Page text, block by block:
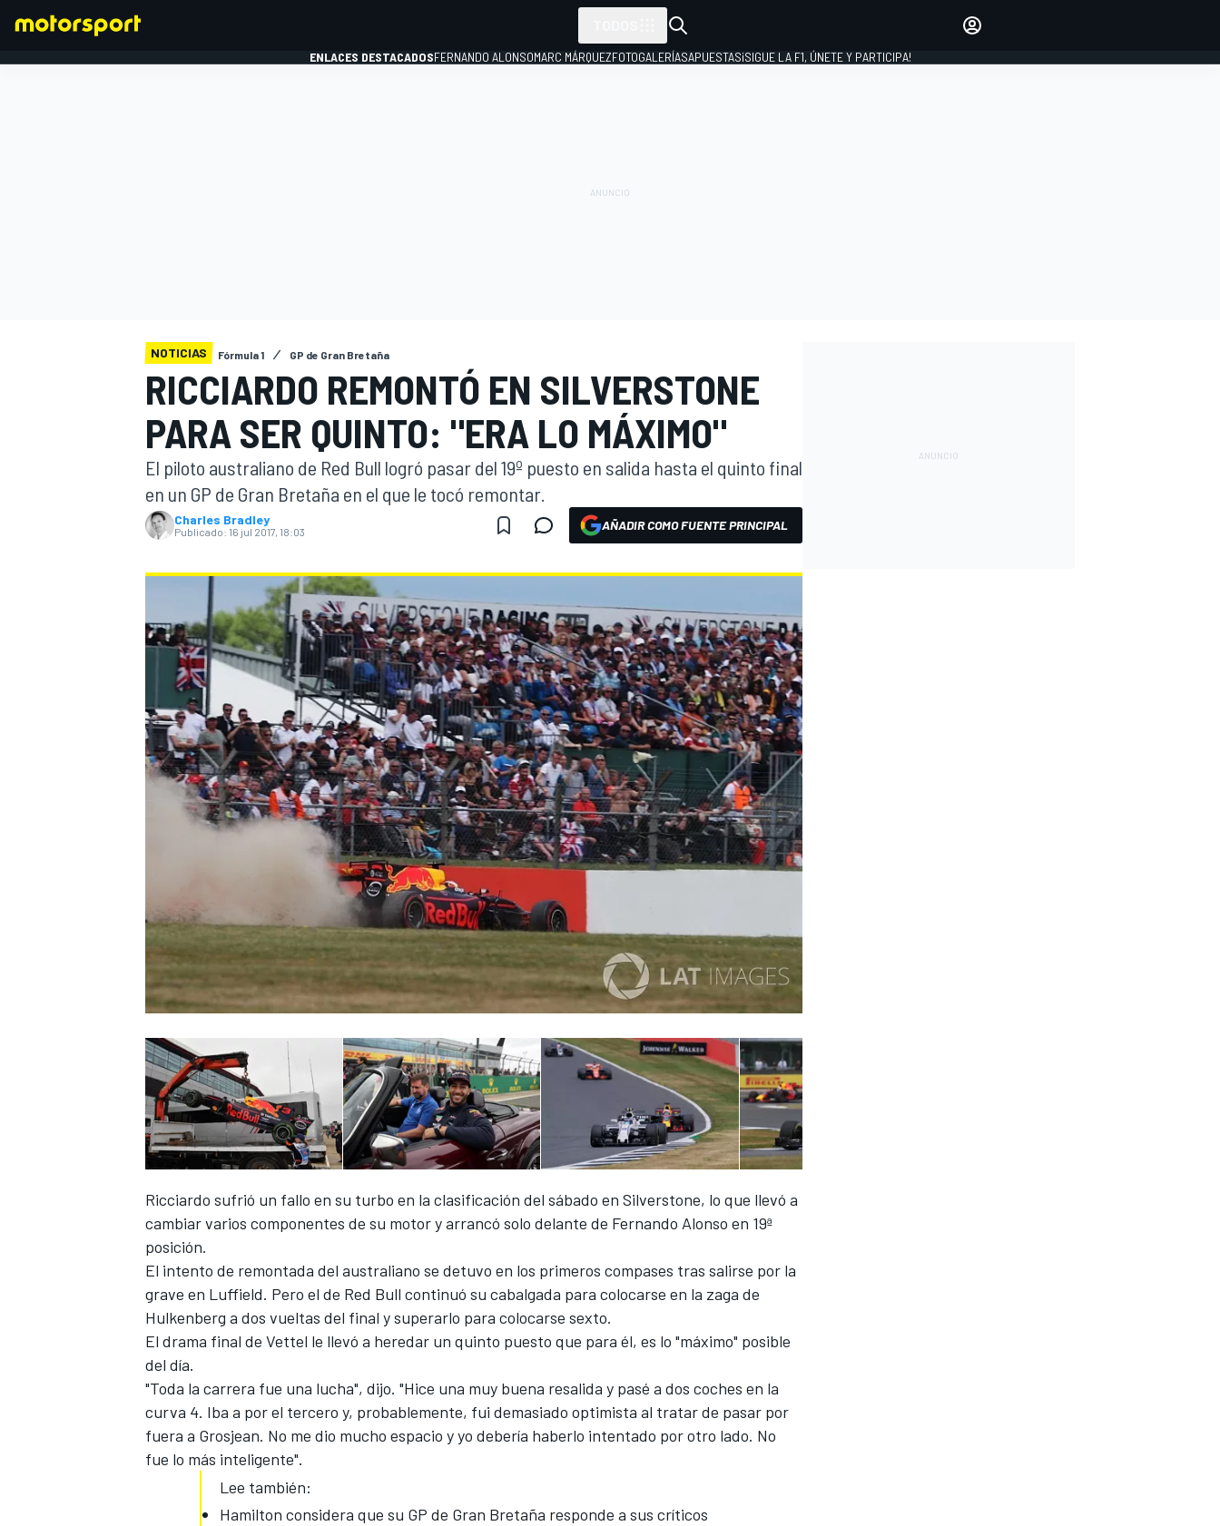
WEC FÓRMULA E
ENLACES DESTACADOSFERNANDO ALONSOMARC MÁRQUEZFOTOGALERÍASAPUESTAS¡SIGUE LA F1, ÚNETE Y PARTICIPA!
NOTICIAS Fórmula 1 GP de Gran Bretaña
RICCIARDO REMONTÓ EN SILVERSTONE
PARA SER QUINTO: "ERA LO MÁXIMO"
El piloto australiano de Red Bull logró pasar del 19º puesto en salida hasta el quinto final
en un GP de Gran Bretaña en el que le tocó remontar.
Charles Bradley
Publicado: 16 jul 2017, 18:03 AÑADIR COMO FUENTE PRINCIPAL
Ricciardo sufrió un fallo en su turbo en la clasificación del sábado en Silverstone, lo que llevó a
cambiar varios componentes de su motor y arrancó solo delante de Fernando Alonso en 19ª
posición.
El intento de remontada del australiano se detuvo en los primeros compases tras salirse por la
grave en Luffield. Pero el de Red Bull continuó su cabalgada para colocarse en la zaga de
Hulkenberg a dos vueltas del final y superarlo para colocarse sexto.
El drama final de Vettel le llevó a heredar un quinto puesto que para él, es lo "máximo" posible
del día.
"Toda la carrera fue una lucha", dijo. "Hice una muy buena resalida y pasé a dos coches en la
curva 4. Iba a por el tercero y, probablemente, fui demasiado optimista al tratar de pasar por
fuera a Grosjean. No me dio mucho espacio y yo debería haberlo intentado por otro lado. No
fue lo más inteligente".
Lee también:
Hamilton considera que su GP de Gran Bretaña responde a sus críticos